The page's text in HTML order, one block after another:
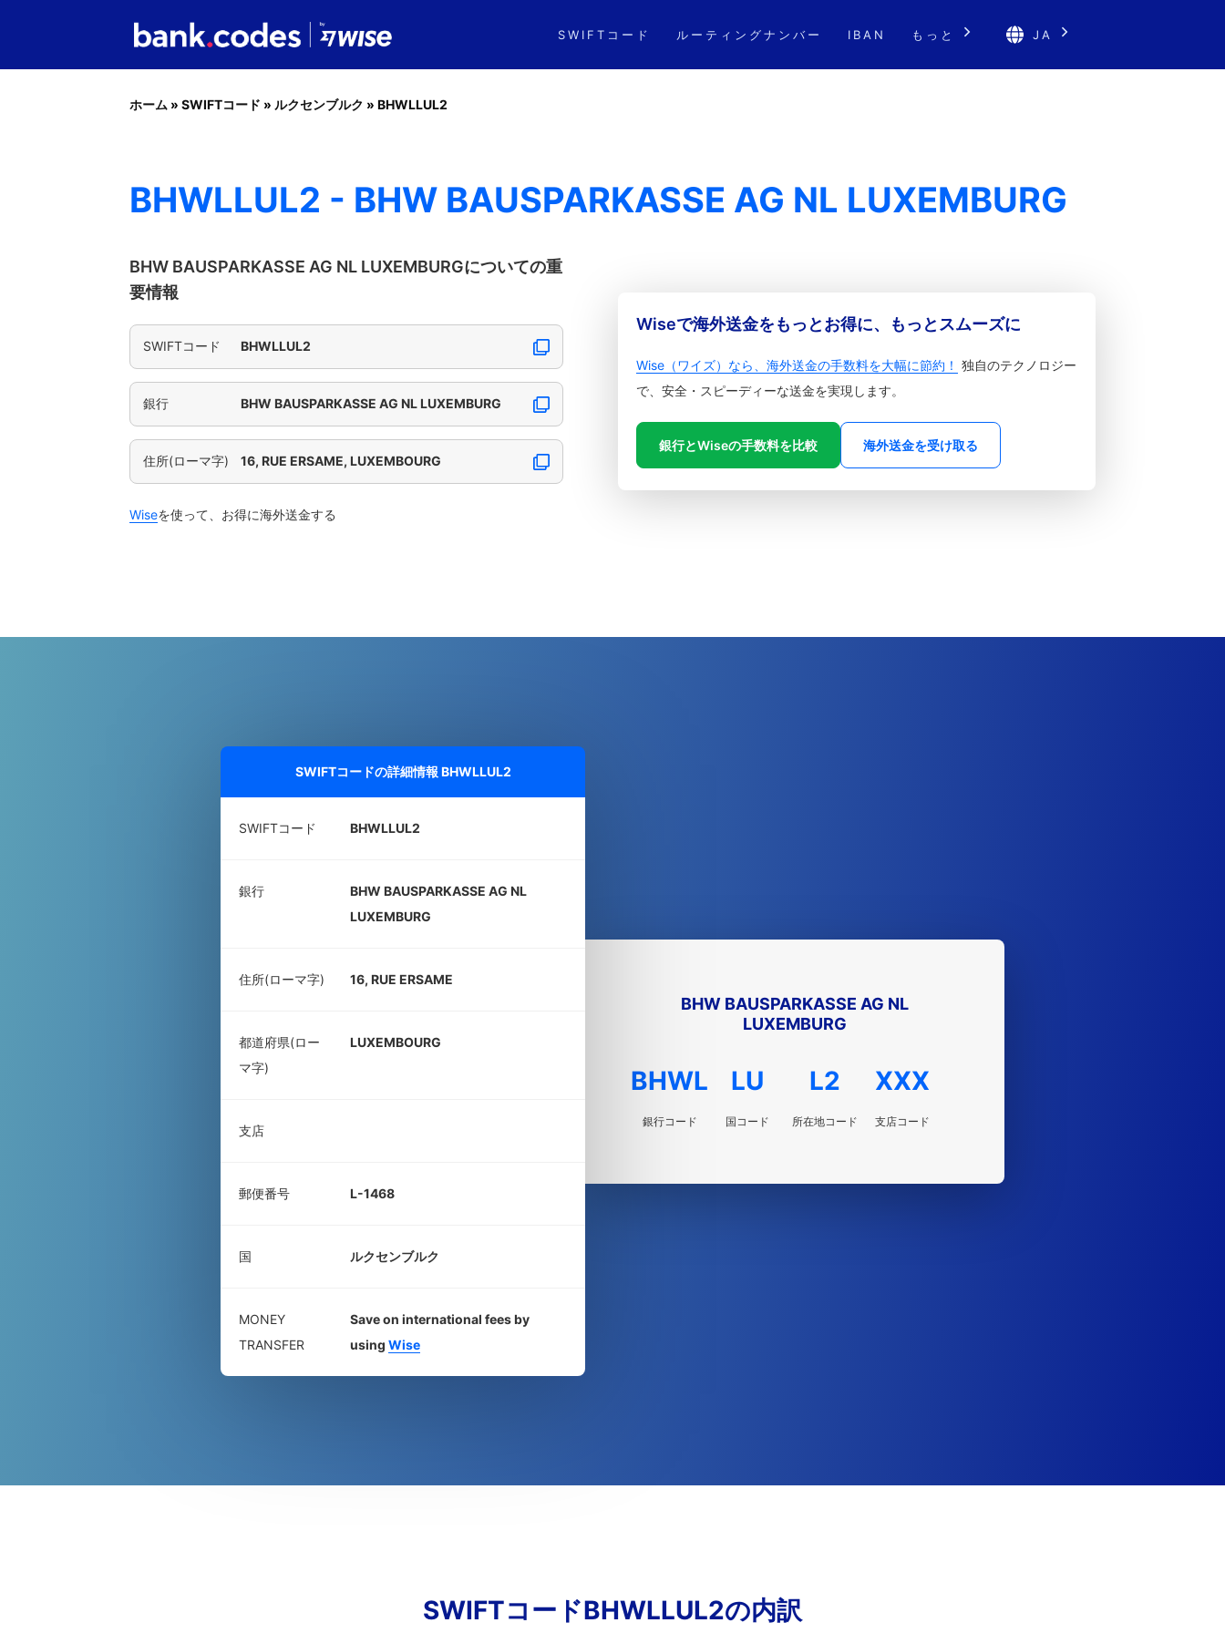
SWIFTコード ルーティングナンバー IBAN もっと JA
ホーム » SWIFTコード » ルクセンブルク » BHWLLUL2
BHWLLUL2 - BHW BAUSPARKASSE AG NL LUXEMBURG
BHW BAUSPARKASSE AG NL LUXEMBURGについての重
要情報
SWIFTコード BHWLLUL2
銀行 BHW BAUSPARKASSE AG NL LUXEMBURG
住所(ローマ字) 16, RUE ERSAME, LUXEMBOURG
Wiseを使って、お得に海外送金する
Wiseで海外送金をもっとお得に、もっとスムーズに
Wise（ワイズ）なら、海外送金の手数料を大幅に節約！ 独自のテクノロジー
で、安全・スピーディーな送金を実現します。
銀行とWiseの手数料を比較 海外送金を受け取る
SWIFTコードの詳細情報 BHWLLUL2
SWIFTコード BHWLLUL2
銀行
BHW BAUSPARKASSE AG NL
LUXEMBURG
住所(ローマ字) 16, RUE ERSAME
都道府県(ロー
マ字)
LUXEMBOURG
支店
郵便番号 L-1468
国 ルクセンブルク
MONEY
TRANSFER
Save on international fees by
using Wise
BHW BAUSPARKASSE AG NL
LUXEMBURG
BHWL
銀行コード
LU
国コード
L2
所在地コード
XXX
支店コード
SWIFTコードBHWLLUL2の内訳